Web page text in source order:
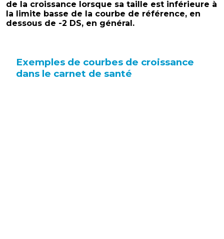
de la croissance lorsque sa taille est inférieure à
la limite basse de la courbe de référence, en
dessous de -2 DS, en général.
Exemples de courbes de croissance
dans le carnet de santé